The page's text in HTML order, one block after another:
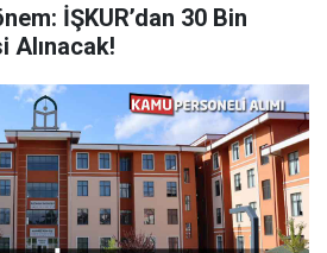
İŞKUR’dan 30 Bin
Alınacak!